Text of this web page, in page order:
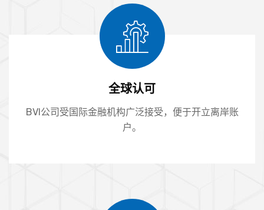
全球认可
BVI公司受国际金融机构广泛接受，便于开立离岸账
户。